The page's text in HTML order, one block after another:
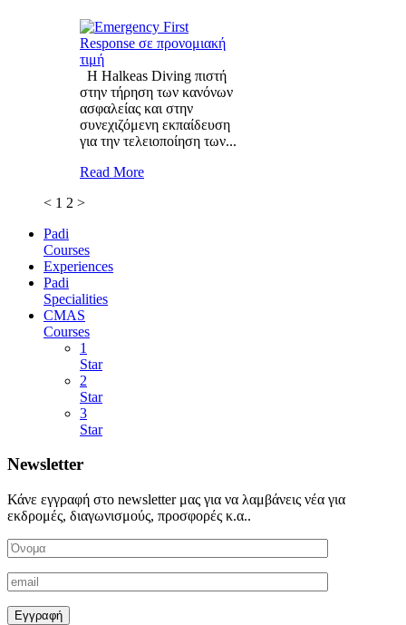
Η Halkeas Diving πιστή
στην τήρηση των κανόνων
ασφαλείας και στην
συνεχιζόμενη εκπαίδευση
για την τελειοποίηση των...
Read More
< 1 2 >
Padi
Courses
Experiences
Padi
Specialities
CMAS
Courses
1
Star
2
Star
3
Star
Newsletter
Κάνε εγγραφή στο newsletter μας για να λαμβάνεις νέα για
εκδρομές, διαγωνισμούς, προσφορές κ.α..